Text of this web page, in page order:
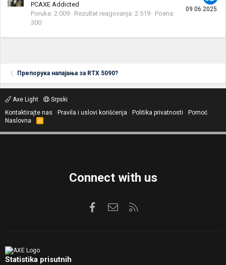
09.06.2025.
PCAXE Addicted
Poruka 2.009 Rezultat reagovanja 2.519
Poena
300
Препорука напајања за RTX 5090?
Axe Light
Srpski
Kontaktirajte nas
Pravila i uslovi korišćenja Politika privatnosti
Pomoć
Naslovna
R
S
Connect with us
FacebookKontaktirajte nas
Statistika prisutnih